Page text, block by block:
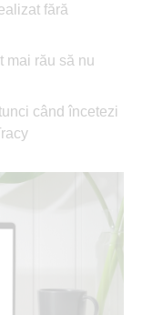
fără
mai rău să nu
când încetezi